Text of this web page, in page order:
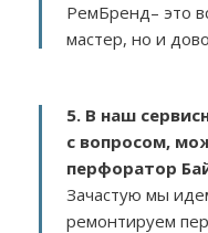
РемБренд– это
мастер, но и
5. В наш
с вопросом,
перфоратор
Зачастую мы
ремонтируем